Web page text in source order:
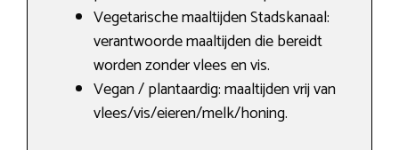
Vegetarische maaltijden Stadskanaal:
verantwoorde maaltijden die bereidt
worden zonder vlees en vis.
Vegan / plantaardig: maaltijden vrij van
vlees/vis/eieren/melk/honing.